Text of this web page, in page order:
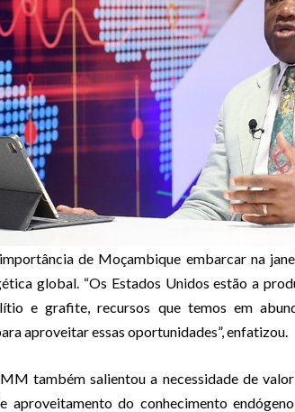
de Moçambique embarcar na
global. “Os Estados Unidos estão a
e grafite, recursos que temos em
aproveitar essas oportunidades”, enfatizou.
também salientou a necessidade de
aproveitamento do conhecimento